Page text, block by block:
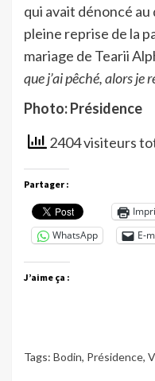
qui avait dénoncé au
pleine reprise de la
mariage de Tearii
que j’ai pêché, alors je
Photo: Présidence
2404 visiteurs
Partager :
WhatsApp
E-
J’aime ça :
Tags: Bodin, Présidence,